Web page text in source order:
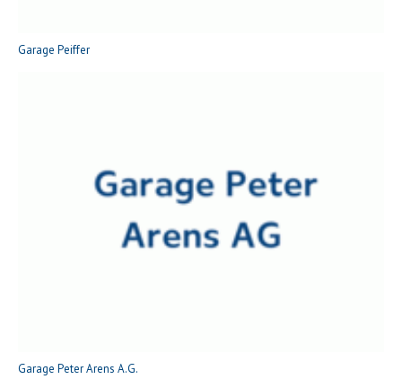
Garage Peiffer
Garage Peter Arens A.G.